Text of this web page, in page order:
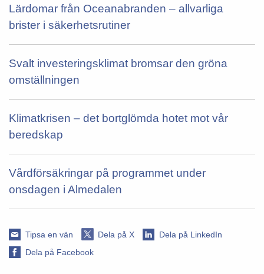
Lärdomar från Oceanabranden – allvarliga
brister i säkerhetsrutiner
Svalt investeringsklimat bromsar den gröna
omställningen
Klimatkrisen – det bortglömda hotet mot vår
beredskap
Vårdförsäkringar på programmet under
onsdagen i Almedalen
Tipsa en vän Dela på X
Dela på LinkedIn
Dela på Facebook